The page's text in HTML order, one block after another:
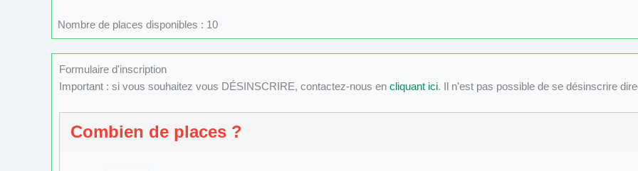
Nombre de places disponibles : 10
Formulaire d'inscription
Important : si vous souhaitez vous DÉSINSCRIRE, contactez-nous en cliquant ici. Il n'est pas possible de se désinscrire
Combien de places ?